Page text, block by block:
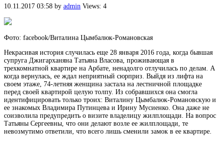
10.11.2017 03:58 by admin Views: 4
Фото: facebook/Виталина Цымбалюк-Романовская
Некрасивая история случилась еще 28 января 2016 года, когда бывшая
супруга Джигарханяна Татьяна Власова, проживающая в
трехкомнатной квартире на Арбате, ненадолго отлучилась по делам. А
когда вернулась, ее ждал неприятный сюрприз. Выйдя из лифта на
своем этаже, 74-летняя женщина застала на лестничной площадке
перед своей квартирой целую толпу. Из собравшихся она смогла
идентифицировать только троих: Виталину Цымбалюк-Романовскую и
ее знакомых Владимира Путинцева и Ирину Мусиенко. Она даже не
соизволила предупредить о визите владелицу жилплощади. На вопрос
Татьяны Сергеевны, что они делают возле ее жилплощади, те
невозмутимо ответили, что всего лишь сменили замок в ее квартире.